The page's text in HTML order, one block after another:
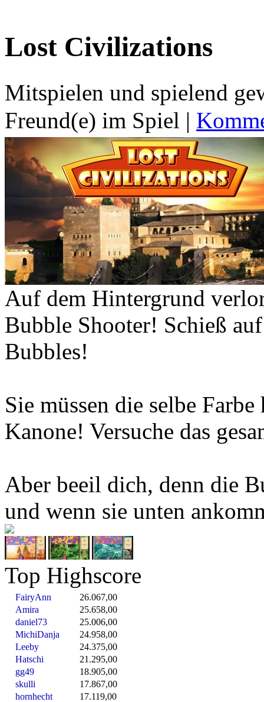
Lost Civilizations
Mitspielen und spielend
Freund(e) im Spiel |
Auf dem Hintergrund
Bubble Shooter! Schieß
Bubbles!
Sie müssen die selbe
Kanone! Versuche das
Aber beeil dich, denn die
und wenn sie unten
Top Highscore
FairyAnn
26.067,00
Amira
25.658,00
daniel73
25.006,00
MichiDanja
24.958,00
Leeby
24.375,00
Hatschi
21.295,00
gg49
18.905,00
skulli
17.867,00
hornhecht
17.119,00